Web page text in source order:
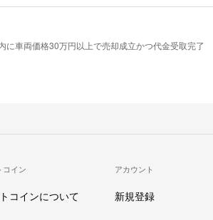
に車両価格30万円以上で売却成立かつ代金受取完了
コイン
コインについて
アカウント
新規登録